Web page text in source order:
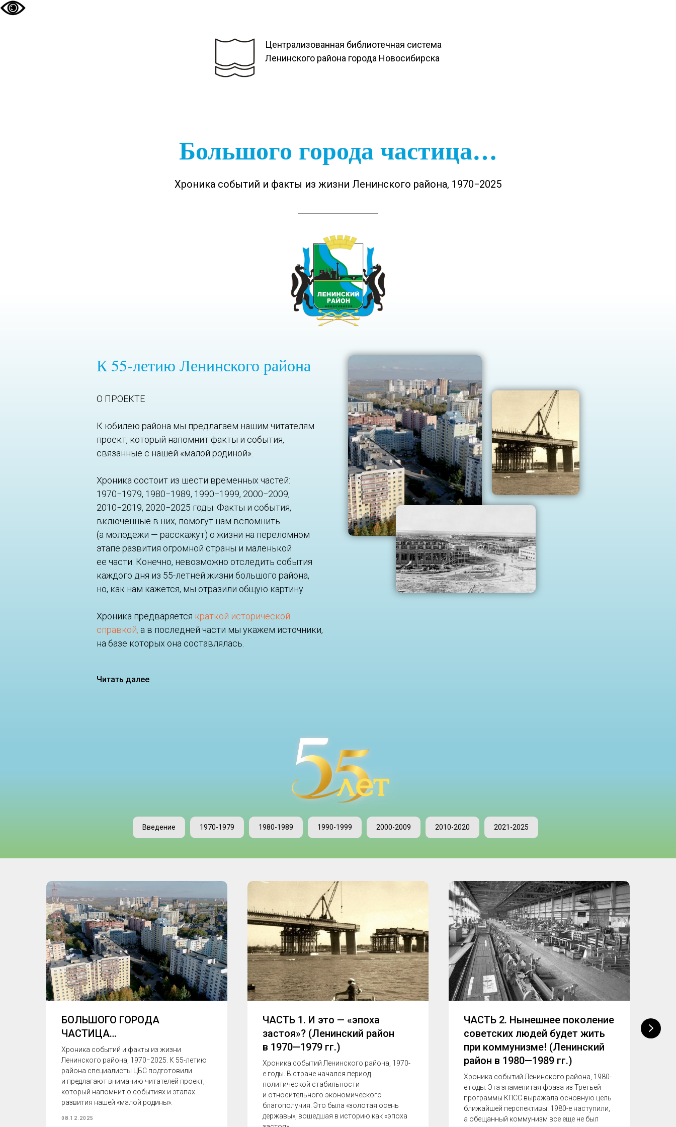
Централизованная библиотечная система
Ленинского района города Новосибирска
Большого города частица…
Хроника событий и факты из жизни Ленинского района, 1970−2025
К 55-летию Ленинского района
О ПРОЕКТЕ
К юбилею района мы предлагаем нашим читателям
проект, который напомнит факты и события,
связанные с нашей «малой родиной».
Хроника состоит из шести временных частей:
1970−1979, 1980−1989, 1990−1999, 2000−2009,
2010−2019, 2020−2025 годы. Факты и события,
включенные в них, помогут нам вспомнить
(а молодежи — расскажут) о жизни на переломном
этапе развития огромной страны и маленькой
ее части. Конечно, невозможно отследить события
каждого дня из 55-летней жизни большого района,
но, как нам кажется, мы отразили общую картину.
Хроника предваряется краткой исторической
справкой, а в последней части мы укажем источники,
на базе которых она составлялась.
Читать далее
Введение 1970-1979 1980-1989 1990-1999 2000-2009 2010-2020 2021-2025
БОЛЬШОГО ГОРОДА
ЧАСТИЦА…
Хроника событий и факты из жизни
Ленинского района, 1970−2025. К 55-летию
района специалисты ЦБС подготовили
и предлагают вниманию читателей проект,
который напомнит о событиях и этапах
развития нашей «малой родины».
08.12.2025
ЧАСТЬ 1. И это — «эпоха
застоя»? (Ленинский район
в 1970—1979 гг.)
Хроника событий Ленинского района, 1970-
е годы. В стране начался период
политической стабильности
и относительного экономического
благополучия. Это была «золотая осень
державы», вошедшая в историю как «эпоха
ЧАСТЬ 2. Нынешнее поколение
советских людей будет жить
при коммунизме! (Ленинский
район в 1980—1989 гг.)
Хроника событий Ленинского района, 1980-
е годы. Эта знаменитая фраза из Третьей
программы КПСС выражала основную цель
ближайшей перспективы. 1980-е наступили,
а обещанный коммунизм все еще не был